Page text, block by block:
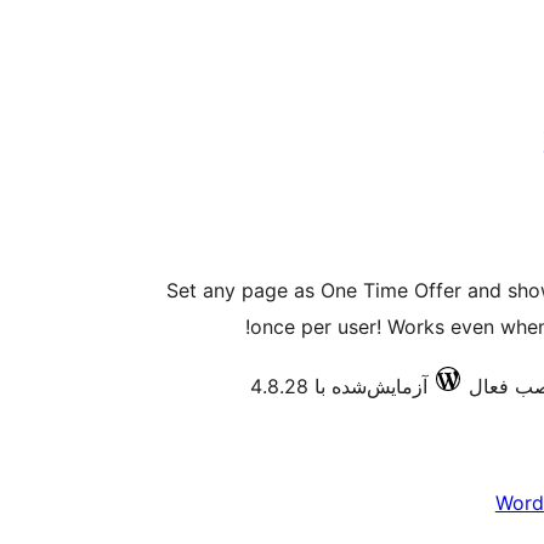
Set any page as One Time Offer and
once per user! Works even
آزمایش‌شده با 4.8.28